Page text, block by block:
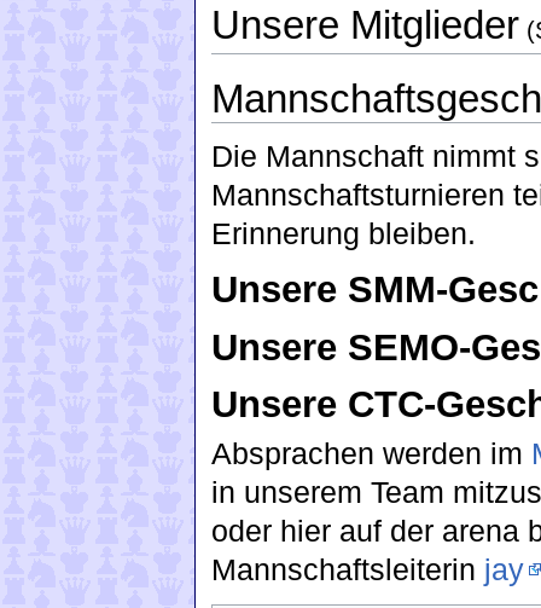
Unsere Mitglieder
Die Mannschaft nimmt
Mannschaftsturnieren
Erinnerung bleiben.
Unsere SMM-
Unsere SEMO-
Unsere CTC-
Absprachen werden im
in unserem Team
oder hier auf der arena
Mannschaftsleiterin jay